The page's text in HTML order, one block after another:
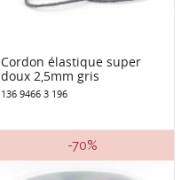
Cordon élastique super
doux 2,5mm gris
136 9466 3 196
-70%